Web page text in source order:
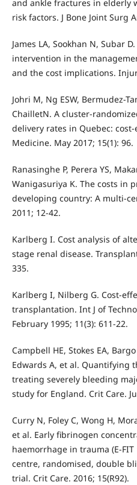
and ankle fractures in elderly
risk factors. J Bone Joint Surg
James LA, Sookhan N, Subar
intervention in the
and the cost implications.
Johri M, Ng ESW, Bermudez-
ChailletN. A cluster-
delivery rates in Quebec:
Medicine. May 2017; 15(1): 96.
Ranasinghe P, Perera YS,
Wanigasuriya K. The costs in
developing country: A multi-
2011; 12-42.
Karlberg I. Cost analysis of
stage renal disease.
335.
Karlberg I, Nilberg G. Cost-
transplantation. Int J of
February 1995; 11(3): 611-22.
Campbell HE, Stokes EA,
Edwards A, et al. Quantifying
treating severely bleeding
study for England. Crit Care.
Curry N, Foley C, Wong H,
et al. Early fibrinogen
haemorrhage in trauma (E-
centre, randomised, double
trial. Crit Care. 2016; 15(R92).